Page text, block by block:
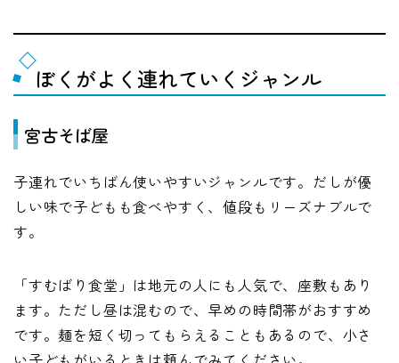
ぼくがよく連れていくジャンル
宮古そば屋
子連れでいちばん使いやすいジャンルです。だしが優
しい味で子どもも食べやすく、値段もリーズナブルで
す。
「すむばり食堂」は地元の人にも人気で、座敷もあり
ます。ただし昼は混むので、早めの時間帯がおすすめ
です。麺を短く切ってもらえることもあるので、小さ